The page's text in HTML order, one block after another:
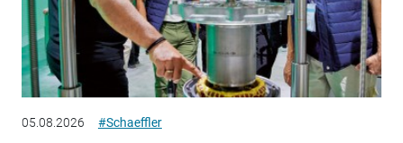
05.08.2026 #Schaeffler